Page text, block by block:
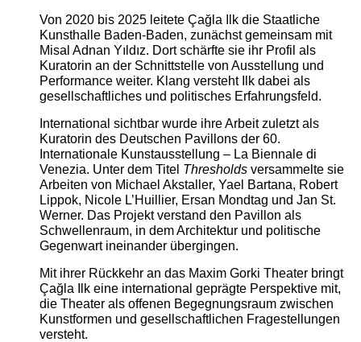
Von 2020 bis 2025 leitete Çağla Ilk die Staatliche
Kunsthalle Baden-Baden, zunächst gemeinsam mit
Misal Adnan Yıldız. Dort schärfte sie ihr Profil als
Kuratorin an der Schnittstelle von Ausstellung und
Performance weiter. Klang versteht Ilk dabei als
gesellschaftliches und politisches Erfahrungsfeld.
International sichtbar wurde ihre Arbeit zuletzt als
Kuratorin des Deutschen Pavillons der 60.
Internationale Kunstausstellung – La Biennale di
Venezia. Unter dem Titel Thresholdsversammelte sie
Arbeiten von Michael Akstaller, Yael Bartana, Robert
Lippok, Nicole L’Huillier, Ersan Mondtag und Jan St.
Werner. Das Projekt verstand den Pavillon als
Schwellenraum, in dem Architektur und politische
Gegenwart ineinander übergingen.
Mit ihrer Rückkehr an das Maxim Gorki Theater bringt
Çağla Ilk eine international geprägte Perspektive mit,
die Theater als offenen Begegnungsraum zwischen
Kunstformen und gesellschaftlichen Fragestellungen
versteht.